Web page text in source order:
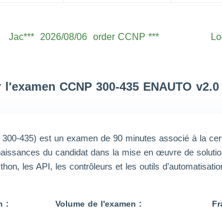
Lev*** 2026/08/06 order CCNP ***
Aid*** 2026/08/06 order CCNP ***
Hen*** 2026/08/06 order CCNP ***
Mic*** 2026/08/06 order CCNP ***
CCNP 300-435 ENAUTO v2.0
435) est un examen de 90 minutes associé à la
du candidat dans la mise en œuvre de
les API, les contrôleurs et les outils
:
Volume de l'examen :